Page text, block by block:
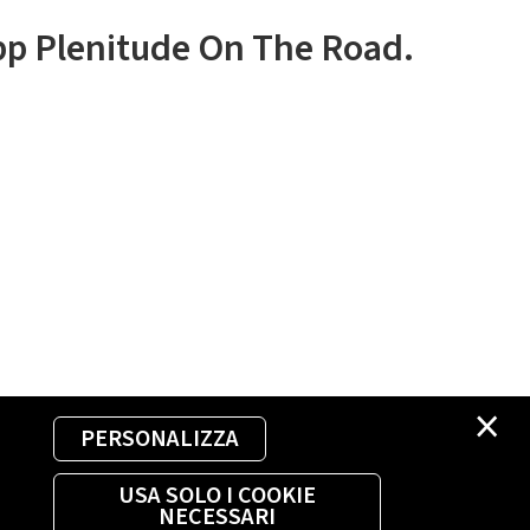
×
PERSONALIZZA
USA SOLO I COOKIE
NECESSARI
Plenitude On The Road.